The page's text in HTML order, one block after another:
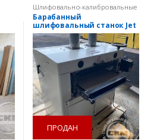
Шлифовально-калибровальные
станки, Шлифовальные станки
Барабанный
шлифовальный станок Jet
DDS 225 б/у
ПРОДАН